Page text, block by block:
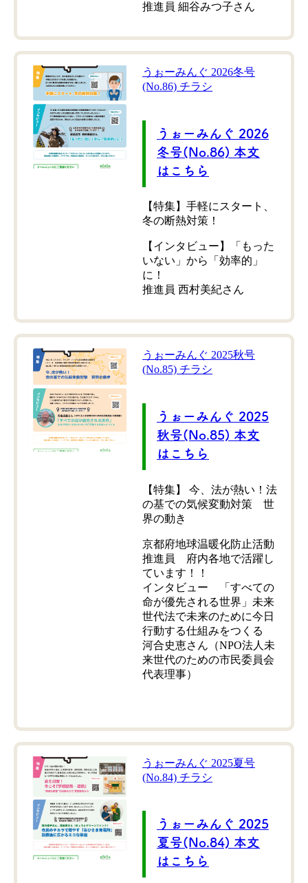
推進員 細谷みつ子さん
うぉーみんぐ 2026冬号
(No.86) チラシ
うぉーみんぐ 2026
冬号(No.86) 本文
はこちら
【特集】手軽にスタート、
冬の断熱対策！
【インタビュー】「もった
いない」から「効率的」
に！
推進員 西村美紀さん
うぉーみんぐ 2025秋号
(No.85) チラシ
うぉーみんぐ 2025
秋号(No.85) 本文
はこちら
【特集】 今、法が熱い！法
の基での気候変動対策 世
界の動き
京都府地球温暖化防止活動
推進員 府内各地で活躍し
ています！！
インタビュー 「すべての
命が優先される世界」未来
世代法で未来のために今日
行動する仕組みをつくる
河合史恵さん（NPO法人未
来世代のための市民委員会
代表理事）
うぉーみんぐ 2025夏号
(No.84) チラシ
うぉーみんぐ 2025
夏号(No.84) 本文
はこちら